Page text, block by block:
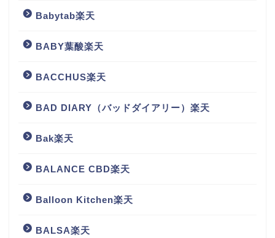
Babytab楽天
BABY葉酸楽天
BACCHUS楽天
BAD DIARY（バッドダイアリー）楽天
Bak楽天
BALANCE CBD楽天
Balloon Kitchen楽天
BALSA楽天